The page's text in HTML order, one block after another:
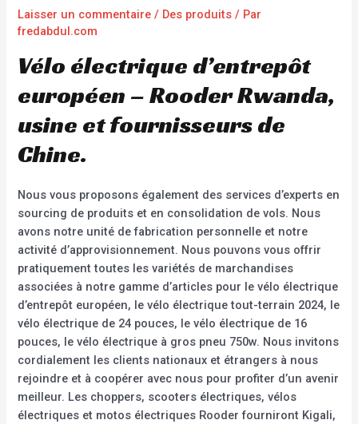
Laisser un commentaire / Des produits / Par
fredabdul.com
Vélo électrique d’entrepôt
européen – Rooder Rwanda,
usine et fournisseurs de
Chine.
Nous vous proposons également des services d’experts en
sourcing de produits et en consolidation de vols. Nous
avons notre unité de fabrication personnelle et notre
activité d’approvisionnement. Nous pouvons vous offrir
pratiquement toutes les variétés de marchandises
associées à notre gamme d’articles pour le vélo électrique
d’entrepôt européen, le vélo électrique tout-terrain 2024, le
vélo électrique de 24 pouces, le vélo électrique de 16
pouces, le vélo électrique à gros pneu 750w. Nous invitons
cordialement les clients nationaux et étrangers à nous
rejoindre et à coopérer avec nous pour profiter d’un avenir
meilleur. Les choppers, scooters électriques, vélos
électriques et motos électriques Rooder fourniront Kigali,